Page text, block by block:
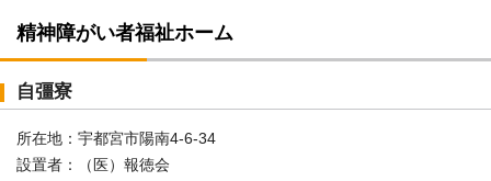
精神障がい者福祉ホーム
自彊寮
所在地：宇都宮市陽南4-6-34
設置者：（医）報徳会